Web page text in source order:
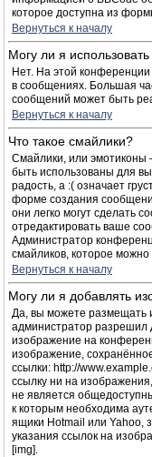
которое доступна из
Вернуться к началу
Могу ли я
Нет. На этой
в сообщениях. Большая
сообщений может быть
Вернуться к началу
Что такое смайлики?
Смайлики, или эмотиконы
быть использованы для
радость, а :( означает
форме создания
они легко могут сделать
отредактировать ваше
Администратор
смайликов, которое
Вернуться к началу
Могу ли я добавлять
Да, вы можете размещать
администратор разрешил
изображение на
изображение,
ссылки: http://
ссылку ни на
не является
к которым необходима
ящики Hotmail или Yahoo,
указания ссылок на
[img].